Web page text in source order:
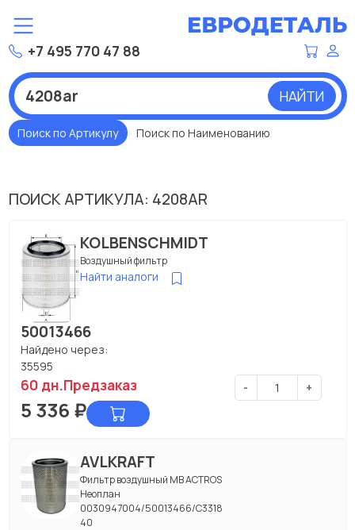
+7 495 770 47 88
НАЙТИ
Поиск по Артикулу Поиск по Наименованию
ПОИСК АРТИКУЛА: 4208AR
KOLBENSCHMIDT
Воздушный фильтр
Найти аналоги
50013466
Найдено через:
35595
60 дн.Предзаказ - +
5 336 ₽
AVLKRAFT
Фильтр воздушный МВ ACTROS
Неоплан
0030947004/50013466/C3318
40